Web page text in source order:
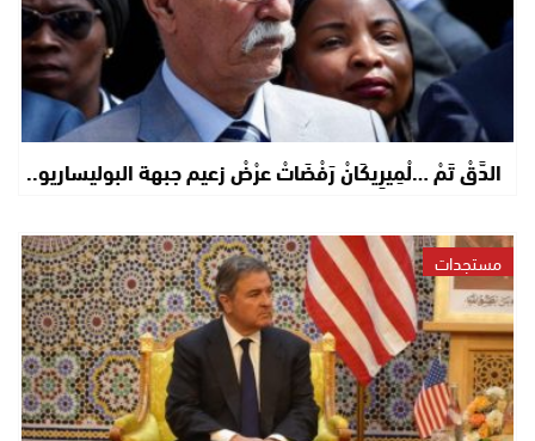
الدَّقْ تَمْ …لْمِيرِيكَانْ رَفْضَاتْ عرْضْ زعيم جبهة البوليساريو..
مستجدات